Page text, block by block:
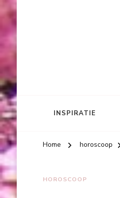
INSPIRATIE
Home horoscoop
HOROSCOOP